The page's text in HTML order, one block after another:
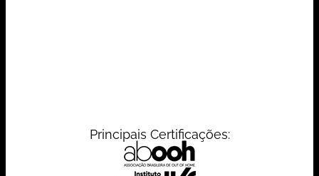
Principais Certificações: